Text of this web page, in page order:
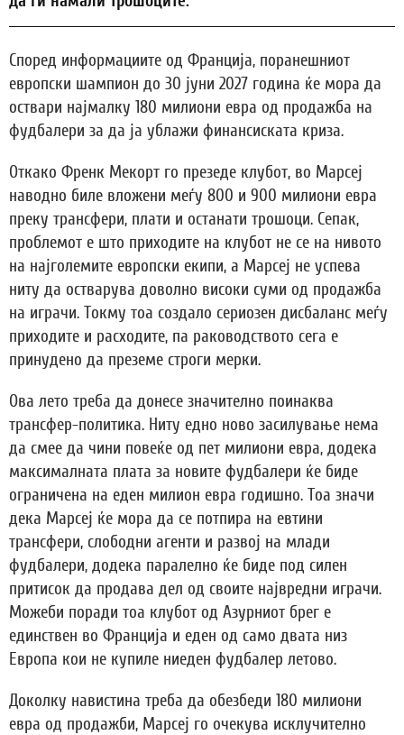
Според информациите од Франција, поранешниот
европски шампион до 30 јуни 2027 година ќе мора да
оствари најмалку 180 милиони евра од продажба на
фудбалери за да ја ублажи финансиската криза.
Откако Френк Мекорт го презеде клубот, во Марсеј
наводно биле вложени меѓу 800 и 900 милиони евра
преку трансфери, плати и останати трошоци. Сепак,
проблемот е што приходите на клубот не се на нивото
на најголемите европски екипи, а Марсеј не успева
ниту да остварува доволно високи суми од продажба
на играчи. Токму тоа создало сериозен дисбаланс меѓу
приходите и расходите, па раководството сега е
принудено да преземе строги мерки.
Ова лето треба да донесе значително поинаква
трансфер-политика. Ниту едно ново засилување нема
да смее да чини повеќе од пет милиони евра, додека
максималната плата за новите фудбалери ќе биде
ограничена на еден милион евра годишно. Тоа значи
дека Марсеј ќе мора да се потпира на евтини
трансфери, слободни агенти и развој на млади
фудбалери, додека паралелно ќе биде под силен
притисок да продава дел од своите највредни играчи.
Можеби поради тоа клубот од Азурниот брег е
единствен во Франција и еден од само двата низ
Европа кои не купиле ниеден фудбалер летово.
Доколку навистина треба да обезбеди 180 милиони
евра од продажби, Марсеј го очекува исклучително